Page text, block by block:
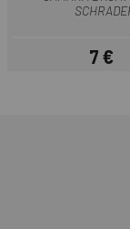
Precio
7 €